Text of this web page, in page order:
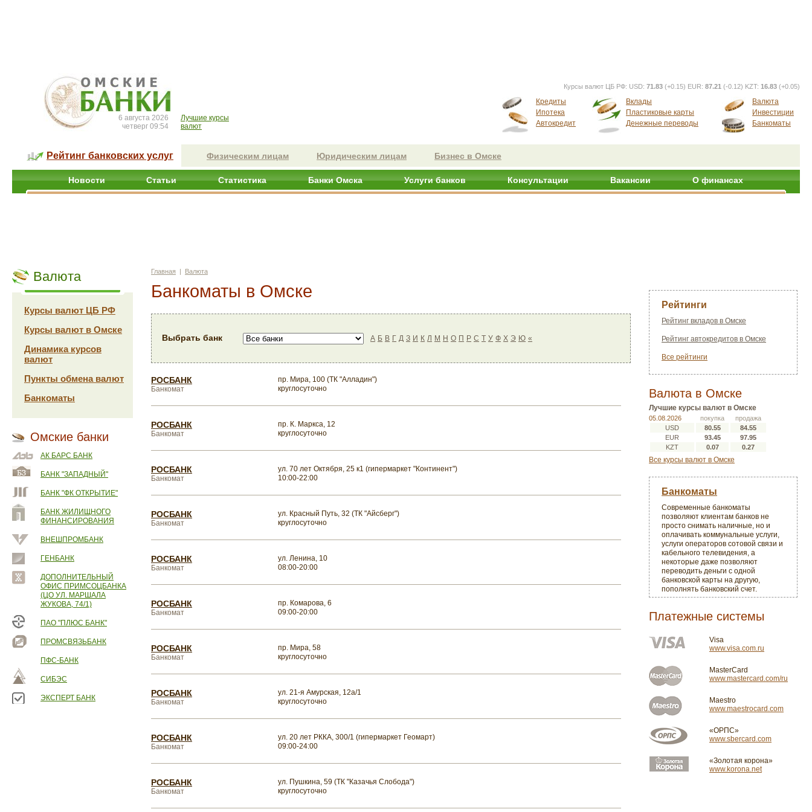
6 августа 2026
четверг 09:54
Лучшие курсы
валют
Курсы валют ЦБ РФ: USD: 71.83 (+0.15) EUR: 87.21 (-0.12) KZT: 16.83 (+0.05)
Кредиты
Ипотека
Автокредит
Вклады
Пластиковые карты
Денежные переводы
Валюта
Инвестиции
Банкоматы
Рейтинг банковских услуг Физическим лицам Юридическим лицам Бизнес в Омске
Новости Статьи Статистика Банки Омска Услуги банков Консультации Вакансии О финансах
Валюта
Курсы валют ЦБ РФ
Курсы валют в Омске
Динамика курсов
валют
Пункты обмена валют
Банкоматы
Омские банки
АК БАРС БАНК
БАНК "ЗАПАДНЫЙ"
БАНК "ФК ОТКРЫТИЕ"
БАНК ЖИЛИЩНОГО
ФИНАНСИРОВАНИЯ
ВНЕШПРОМБАНК
ГЕНБАНК
ДОПОЛНИТЕЛЬНЫЙ
ОФИС ПРИМСОЦБАНКА
(ЦО УЛ. МАРШАЛА
ЖУКОВА, 74/1)
ПАО "ПЛЮС БАНК"
ПРОМСВЯЗЬБАНК
ПФС-БАНК
СИБЭС
ЭКСПЕРТ БАНК
Главная | Валюта
Банкоматы в Омске
Выбрать банк А Б В Г Д З И К Л М Н О П Р С Т У Ф Х Э Ю «
РОСБАНК
Банкомат
пр. Мира, 100 (ТК "Алладин")
круглосуточно
РОСБАНК
Банкомат
пр. К. Маркса, 12
круглосуточно
РОСБАНК
Банкомат
ул. 70 лет Октября, 25 к1 (гипермаркет "Континент")
10:00-22:00
РОСБАНК
Банкомат
ул. Красный Путь, 32 (ТК "Айсберг")
круглосуточно
РОСБАНК
Банкомат
ул. Ленина, 10
08:00-20:00
РОСБАНК
Банкомат
пр. Комарова, 6
09:00-20:00
РОСБАНК
Банкомат
пр. Мира, 58
круглосуточно
РОСБАНК
Банкомат
ул. 21-я Амурская, 12а/1
круглосуточно
РОСБАНК
Банкомат
ул. 20 лет РККА, 300/1 (гипермаркет Геомарт)
09:00-24:00
РОСБАНК
Банкомат
ул. Пушкина, 59 (ТК "Казачья Слобода")
круглосуточно
Рейтинги
Рейтинг вкладов в Омске
Рейтинг автокредитов в Омске
Все рейтинги
Валюта в Омске
Лучшие курсы валют в Омске
05.08.2026 покупка
продажа
USD
80.55
84.55
EUR
93.45
97.95
KZT
0.07 0.27
Все курсы валют в Омске
Банкоматы
Современные банкоматы
позволяют клиентам банков не
просто снимать наличные, но и
оплачивать коммунальные услуги,
услуги операторов сотовой связи и
кабельного телевидения, а
некоторые даже позволяют
переводить деньги с одной
банковской карты на другую,
пополнять банковский счет.
Платежные системы
Visa
www.visa.com.ru
MasterCard
www.mastercard.com/ru
Maestro
www.maestrocard.com
«ОРПС»
www.sbercard.com
«Золотая корона»
www.korona.net